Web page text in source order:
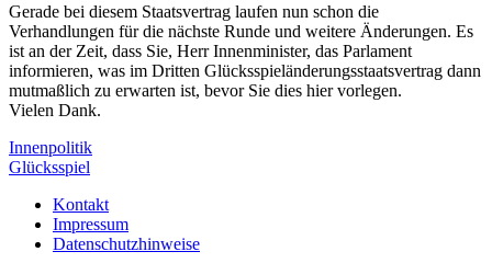
Gerade bei diesem Staatsvertrag laufen nun schon die
Verhandlungen für die nächste Runde und weitere Änderungen. Es
ist an der Zeit, dass Sie, Herr Innenminister, das Parlament
informieren, was im Dritten Glücksspieländerungsstaatsvertrag dann
mutmaßlich zu erwarten ist, bevor Sie dies hier vorlegen.
Vielen Dank.
Innenpolitik
Glücksspiel
Kontakt
Impressum
Datenschutzhinweise